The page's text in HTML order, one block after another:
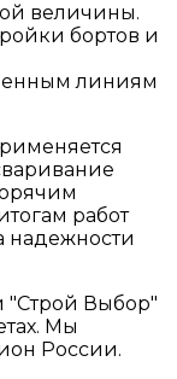
величины.
бортов и
линиям
работ
надежности
"Строй Выбор"
Мы
России.